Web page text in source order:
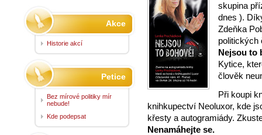
skupina
dnes ).
Zdeňka
politických
Nejsou to
Kytice,
člověk
Při koupi
knihkupectví Neoluxor, kde
křesty a autogramiády.
Nenamáhejte se.
Akce
Historie akcí
Petice
Bez mírové politiky mír
nebude!
Kde podepsat